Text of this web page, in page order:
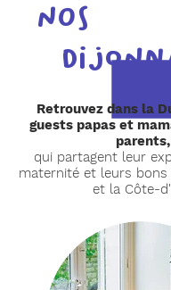
nos
Retrouvez dans la
guests papas et
parents,
qui partagent leur
maternité et leurs bons
et la Côte-